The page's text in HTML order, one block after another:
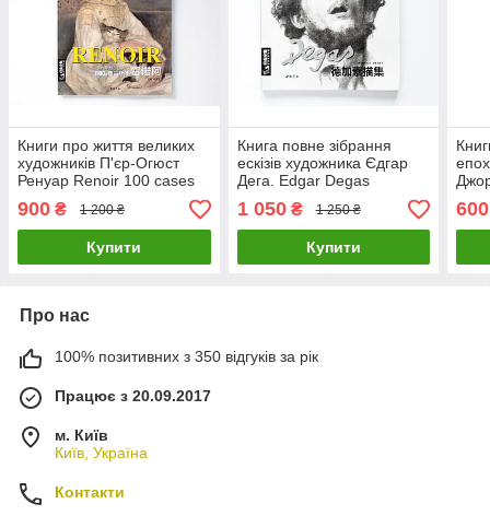
Книги про життя великих
художників П'єр-Огюст
Ренуар Renoir 100 cases
classic selections
Подарункові книги про
мистецтво
900 ₴ 1 200 ₴
Купити
Книга повне зібрання
ескізів художника Єдгар
Дега. Edgar Degas
подарункові книги про
мистецтво
1 050₴ 1 250 ₴
Купити
600
Про нас
100% позитивних з 350 відгуків за рік
Працює з 20.09.2017
м. Київ
Київ, Україна
Контакти